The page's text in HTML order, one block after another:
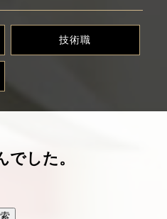
技術職
した。